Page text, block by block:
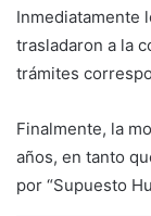
Inmediatamente
trasladaron a la
trámites
Finalmente, la
años, en tanto
por “Supuesto